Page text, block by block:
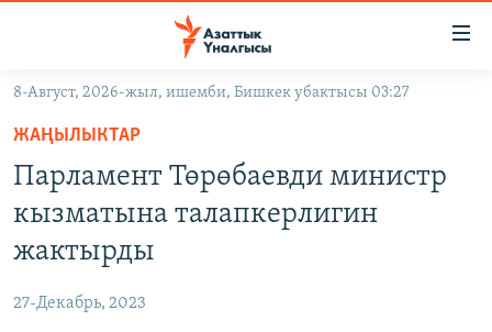
Навигацияга
өтүңүз
Издөөгө
салыңызКЫРГЫЗСТАН
МАДАНИЯТ
ДҮЙНӨ
ТВ ПРОГРАММАЛАР
8-Август, 2026-жыл, ишемби, Бишкек убактысы 03:27
ЖАҢЫЛЫКТАР
Парламент Төрөбаевди министр
кызматына талапкерлигин
жактырды
27-Декабрь, 2023